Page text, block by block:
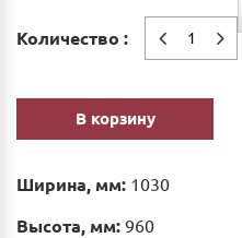
Количество :
В корзину
Ширина, мм: 1030
Высота, мм: 960